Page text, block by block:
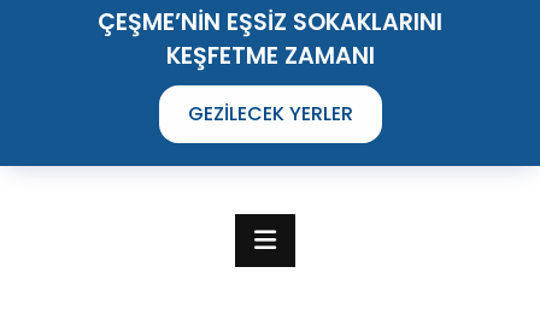
ÇEŞME’NİN EŞSİZ SOKAKLARINI
KEŞFETME ZAMANI
GEZILECEK YERLER